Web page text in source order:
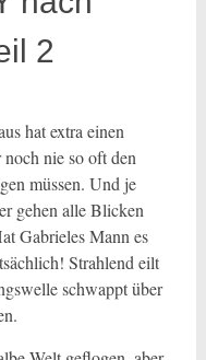
2
hat extra einen
nie so oft den
müssen. Und je
gehen alle Blicken
Gabrieles Mann es
Strahlend eilt
schwappt über